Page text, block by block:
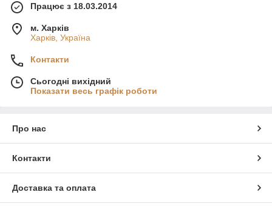
Працює з 18.03.2014
м. Харків
Харків, Україна
Контакти
Сьогодні вихідний
Показати весь графік роботи
Про нас
Контакти
Доставка та оплата